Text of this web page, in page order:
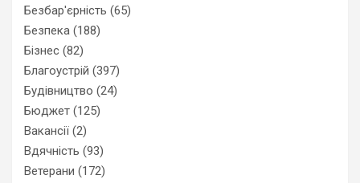
Безбар'єрність (65)
Безпека (188)
Бізнес (82)
Благоустрій (397)
Будівництво (24)
Бюджет (125)
Вакансії (2)
Вдячність (93)
Ветерани (172)